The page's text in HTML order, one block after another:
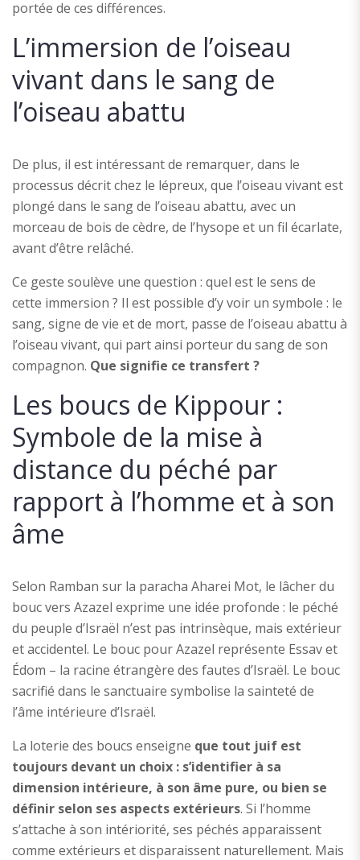
portée de ces différences.
L’immersion de l’oiseau
vivant dans le sang de
l’oiseau abattu
De plus, il est intéressant de remarquer, dans le
processus décrit chez le lépreux, que l’oiseau vivant est
plongé dans le sang de l’oiseau abattu, avec un
morceau de bois de cèdre, de l’hysope et un fil écarlate,
avant d’être relâché.
Ce geste soulève une question : quel est le sens de
cette immersion ? Il est possible d’y voir un symbole : le
sang, signe de vie et de mort, passe de l’oiseau abattu à
l’oiseau vivant, qui part ainsi porteur du sang de son
compagnon. Que signifie ce transfert ?
Les boucs de Kippour :
Symbole de la mise à
distance du péché par
rapport à l’homme et à son
âme
Selon Ramban sur la paracha Aharei Mot, le lâcher du
bouc vers Azazel exprime une idée profonde : le péché
du peuple d’Israël n’est pas intrinsèque, mais extérieur
et accidentel. Le bouc pour Azazel représente Essav et
Édom – la racine étrangère des fautes d’Israël. Le bouc
sacrifié dans le sanctuaire symbolise la sainteté de
l’âme intérieure d’Israël.
La loterie des boucs enseigne que tout juif est
toujours devant un choix : s’identifier à sa
dimension intérieure, à son âme pure, ou bien se
définir selon ses aspects extérieurs. Si l’homme
s’attache à son intériorité, ses péchés apparaissent
comme extérieurs et disparaissent naturellement. Mais